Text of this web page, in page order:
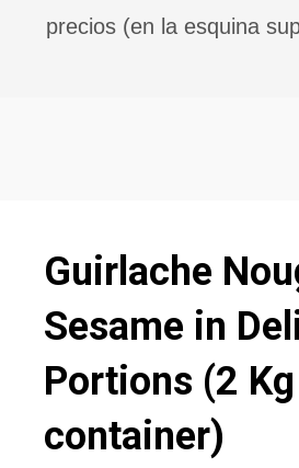
precios (en la esquina
Guirlache
Sesame in
Portions (2 Kg
container)